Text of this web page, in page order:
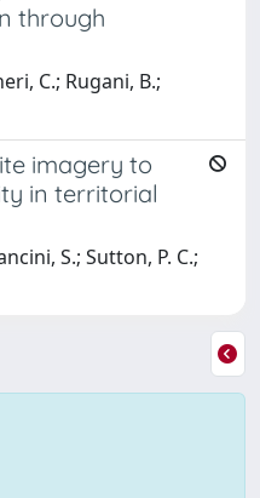
through
C.; Rugani, B.;
imagery to
in territorial
S.; Sutton, P. C.;